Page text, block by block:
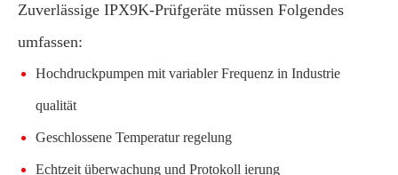
Zuverlässige IPX9K-Prüfgeräte müssen Folgendes
umfassen:
Hochdruckpumpen mit variabler Frequenz in Industrie
qualität
Geschlossene Temperatur regelung
Echtzeit überwachung und Protokoll ierung